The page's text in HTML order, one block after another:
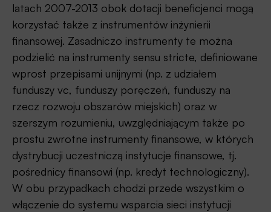
latach 2007-2013 obok dotacji beneficjenci mogą
korzystać także z instrumentów inżynierii
finansowej. Zasadniczo instrumenty te można
podzielić na instrumenty sensu stricte, definiowane
wprost przepisami unijnymi (np. z udziałem
funduszy vc, funduszy poręczeń, funduszy na
rzecz rozwoju obszarów miejskich) oraz w
szerszym rozumieniu, uwzględniającym także po
prostu zwrotne instrumenty finansowe, w których
dystrybucji uczestniczą instytucje finansowe, tj.
pośrednicy finansowi (np. kredyt technologiczny).
W obu przypadkach chodzi przede wszystkim o
włączenie do systemu wsparcia sieci instytucji